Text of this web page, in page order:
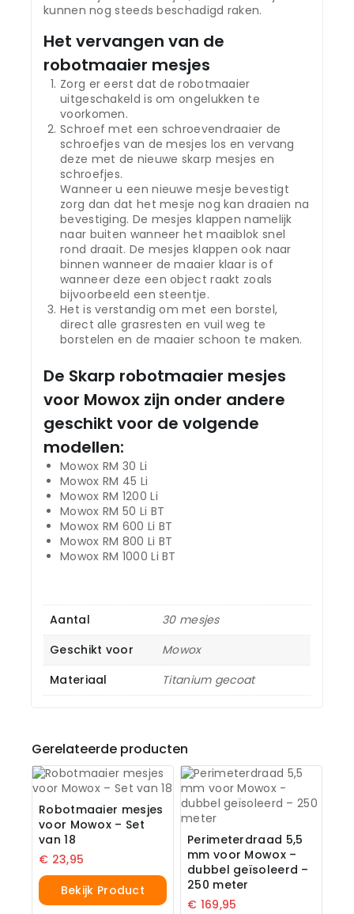
kunnen nog steeds beschadigd raken.
Het vervangen van de
robotmaaier mesjes
Zorg er eerst dat de robotmaaier
uitgeschakeld is om ongelukken te
voorkomen.
Schroef met een schroevendraaier de
schroefjes van de mesjes los en vervang
deze met de nieuwe skarp mesjes en
schroefjes.
Wanneer u een nieuwe mesje bevestigt
zorg dan dat het mesje nog kan draaien na
bevestiging. De mesjes klappen namelijk
naar buiten wanneer het maaiblok snel
rond draait. De mesjes klappen ook naar
binnen wanneer de maaier klaar is of
wanneer deze een object raakt zoals
bijvoorbeeld een steentje.
Het is verstandig om met een borstel,
direct alle grasresten en vuil weg te
borstelen en de maaier schoon te maken.
De Skarp robotmaaier mesjes
voor Mowox zijn onder andere
geschikt voor de volgende
modellen:
Mowox RM 30 Li
Mowox RM 45 Li
Mowox RM 1200 Li
Mowox RM 50 Li BT
Mowox RM 600 Li BT
Mowox RM 800 Li BT
Mowox RM 1000 Li BT
Aantal
30 mesjes
Geschikt voor
Mowox
Materiaal
Titanium gecoat
Gerelateerde producten
Robotmaaier mesjes
voor Mowox – Set
van 18
€ 23,95
Bekijk Product
Perimeterdraad 5,5
mm voor Mowox –
dubbel geïsoleerd –
250 meter
€ 169,95